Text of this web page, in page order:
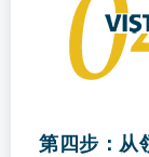
第四步：从